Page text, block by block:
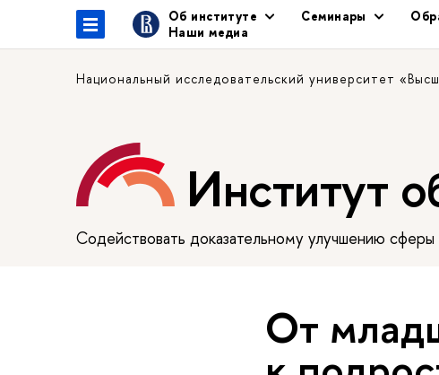
Об институте Семинары
Наши медиа
Национальный исследовательский университет
Институт
Содействовать доказательному улучшению сферы
От